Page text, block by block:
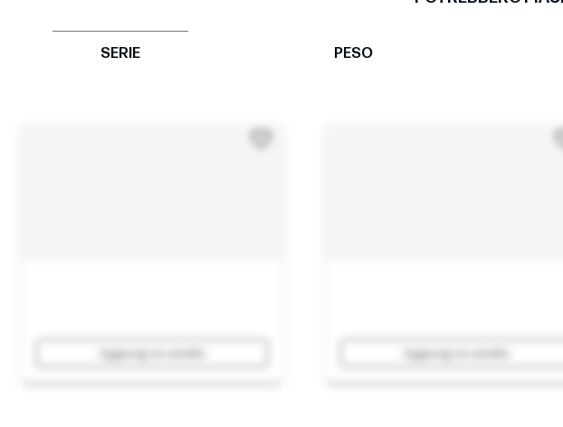
SERIE PESO
Aggiungi al carrello Aggiungi al carrello